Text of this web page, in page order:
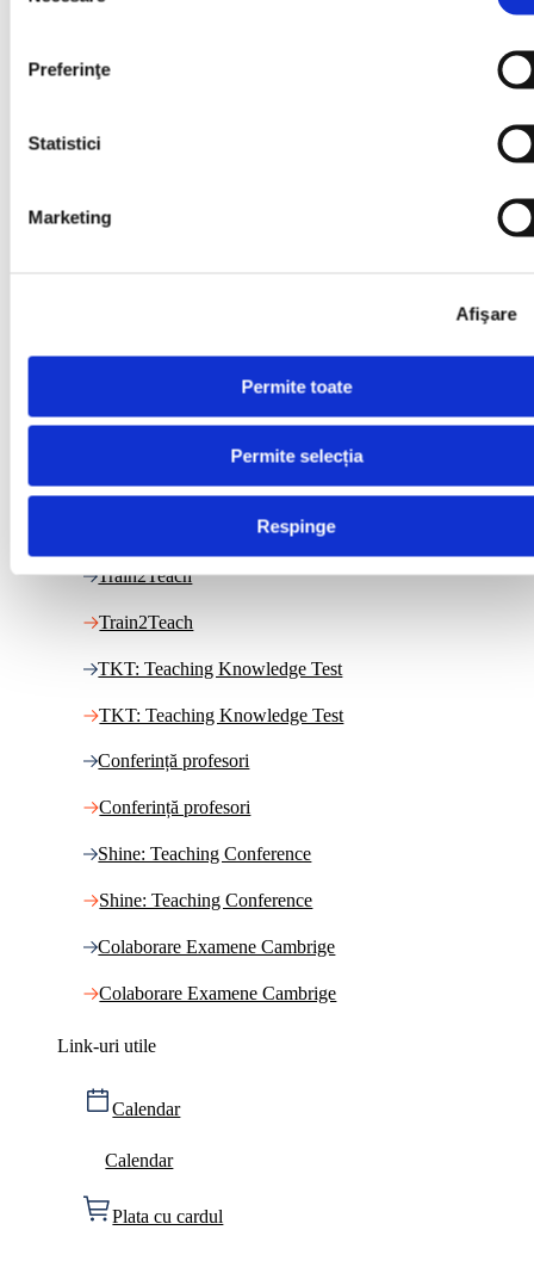
Preferinţe
Statistici
Marketing
Afişare
Permite toate
Permite selecția
Respinge
Mă abonez
Profesor Germană
Train2Teach
Train2Teach
TKT: Teaching Knowledge Test
TKT: Teaching Knowledge Test
Conferință profesori
Conferință profesori
Shine: Teaching Conference
Shine: Teaching Conference
Colaborare Examene Cambrige
Colaborare Examene Cambrige
Link-uri utile
Calendar
Calendar
Plata cu cardul